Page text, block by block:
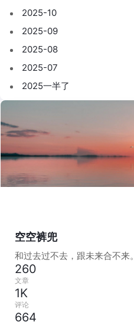
2025-10
2025-09
2025-08
2025-07
2025一半了
空空裤兜
和过去过不去，跟未来合不来。
260
文章
1K
评论
664